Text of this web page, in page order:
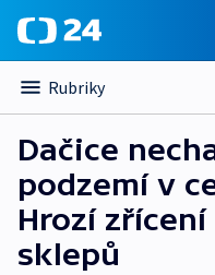
Rubriky
Dačice
podzemí v
Hrozí
sklepů